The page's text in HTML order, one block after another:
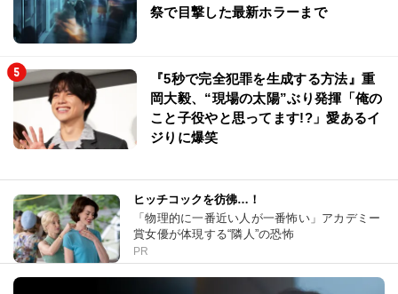
祭で目撃した最新ホラーまで
『5秒で完全犯罪を生成する方法』重
岡大毅、“現場の太陽”ぶり発揮「俺の
こと子役やと思ってます!?」愛あるイ
ジりに爆笑
ヒッチコックを彷彿…！
「物理的に一番近い人が一番怖い」アカデミー
賞女優が体現する“隣人”の恐怖
PR